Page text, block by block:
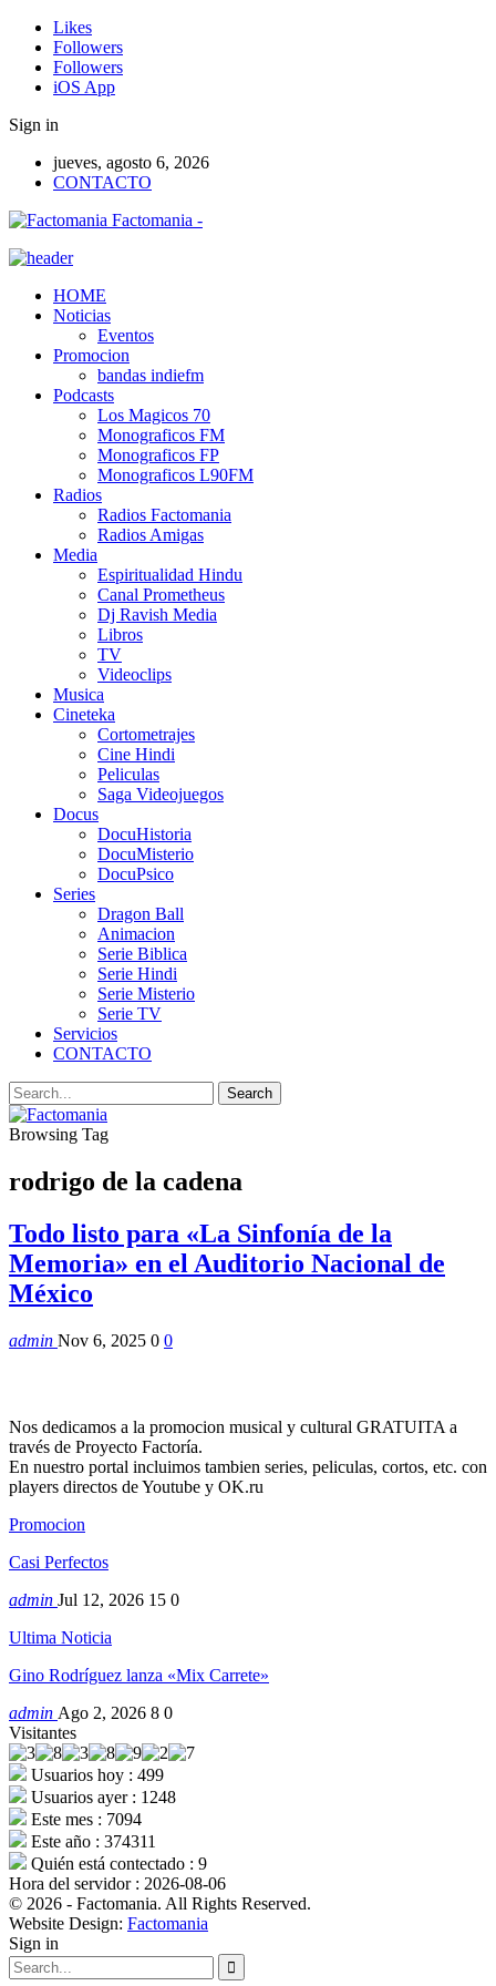
Likes
Followers
Followers
iOS App
Sign in
jueves, agosto 6, 2026
CONTACTO
Factomania -
HOME
Noticias
Eventos
Promocion
bandas indiefm
Podcasts
Los Magicos 70
Monograficos FM
Monograficos FP
Monograficos L90FM
Radios
Radios Factomania
Radios Amigas
Media
Espiritualidad Hindu
Canal Prometheus
Dj Ravish Media
Libros
TV
Videoclips
Musica
Cineteka
Cortometrajes
Cine Hindi
Peliculas
Saga Videojuegos
Docus
DocuHistoria
DocuMisterio
DocuPsico
Series
Dragon Ball
Animacion
Serie Biblica
Serie Hindi
Serie Misterio
Serie TV
Servicios
CONTACTO
Browsing Tag
rodrigo de la cadena
Todo listo para «La Sinfonía de la
Memoria» en el Auditorio Nacional de
México
admin Nov 6, 2025 0 0
Nos dedicamos a la promocion musical y cultural GRATUITA a
través de Proyecto Factoría.
En nuestro portal incluimos tambien series, peliculas, cortos, etc. con
players directos de Youtube y OK.ru
Promocion
Casi Perfectos
admin Jul 12, 2026 15 0
Ultima Noticia
Gino Rodríguez lanza «Mix Carrete»
admin Ago 2, 2026 8 0
Visitantes
Usuarios hoy : 499
Usuarios ayer : 1248
Este mes : 7094
Este año : 374311
Quién está contectado : 9
Hora del servidor : 2026-08-06
© 2026 - Factomania. All Rights Reserved.
Website Design: Factomania
Sign in